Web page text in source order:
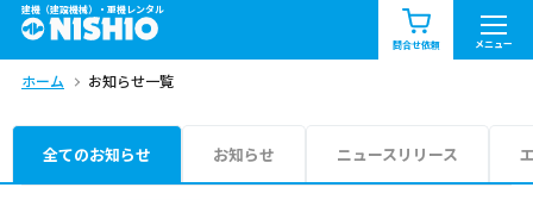
建機（建設機械）・重機レンタル
問合せ依頼 メニュー
商品一覧 お知らせ一覧
問合せ依頼リスト
エリア情報を見る
ホーム お知らせ一覧
全てのお知らせ お知らせ ニュースリリース